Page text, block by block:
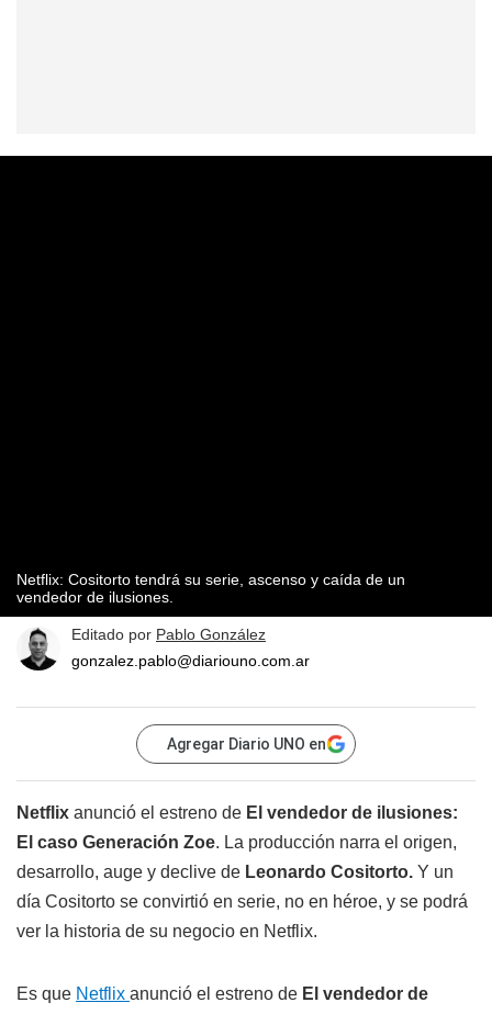
Netflix: Cositorto tendrá su serie, ascenso y caída de un
vendedor de ilusiones.
Editado por Pablo González
gonzalez.pablo@diariouno.com.ar
Agregar Diario UNO en
Netflix anunció el estreno de El vendedor de ilusiones:
El caso Generación Zoe. La producción narra el origen,
desarrollo, auge y declive de Leonardo Cositorto. Y un
día Cositorto se convirtió en serie, no en héroe, y se podrá
ver la historia de su negocio en Netflix.
Es que Netflix anunció el estreno de El vendedor de